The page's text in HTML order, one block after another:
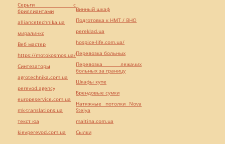
Серьги с
бриллиантами
alliancetechnika.ua
миралинкс
Веб мастер
https://motokosmos.ua/
Синтезаторы
agrotechnika.com.ua
perevod.agency
europeservice.com.ua
mk-translations.ua
текст юа
kievperevod.com.ua
Винный шкаф
Подготовка к НМТ / ВНО
pereklad.ua
hospice-life.com.ua/
Перевозка больных
Перевозка лежачих
больных за границу
Шкафы купе
Брендовые сумки
Натяжные потолки Nova
Stelya
maltina.com.ua
Cылки